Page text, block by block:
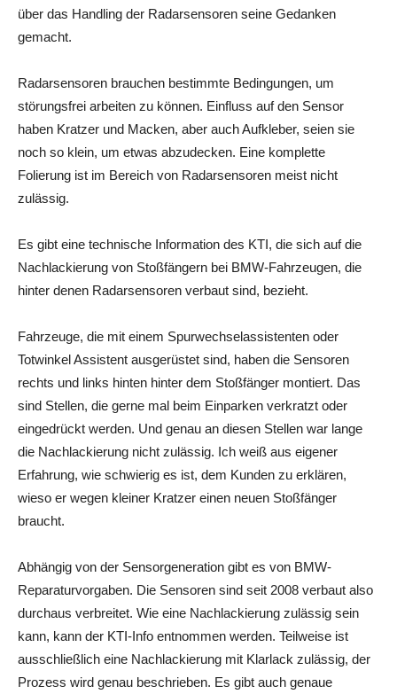
über das Handling der Radarsensoren seine Gedanken
gemacht.
Radarsensoren brauchen bestimmte Bedingungen, um
störungsfrei arbeiten zu können. Einfluss auf den Sensor
haben Kratzer und Macken, aber auch Aufkleber, seien sie
noch so klein, um etwas abzudecken. Eine komplette
Folierung ist im Bereich von Radarsensoren meist nicht
zulässig.
Es gibt eine technische Information des KTI, die sich auf die
Nachlackierung von Stoßfängern bei BMW-Fahrzeugen, die
hinter denen Radarsensoren verbaut sind, bezieht.
Fahrzeuge, die mit einem Spurwechselassistenten oder
Totwinkel Assistent ausgerüstet sind, haben die Sensoren
rechts und links hinten hinter dem Stoßfänger montiert. Das
sind Stellen, die gerne mal beim Einparken verkratzt oder
eingedrückt werden. Und genau an diesen Stellen war lange
die Nachlackierung nicht zulässig. Ich weiß aus eigener
Erfahrung, wie schwierig es ist, dem Kunden zu erklären,
wieso er wegen kleiner Kratzer einen neuen Stoßfänger
braucht.
Abhängig von der Sensorgeneration gibt es von BMW-
Reparaturvorgaben. Die Sensoren sind seit 2008 verbaut also
durchaus verbreitet. Wie eine Nachlackierung zulässig sein
kann, kann der KTI-Info entnommen werden. Teilweise ist
ausschließlich eine Nachlackierung mit Klarlack zulässig, der
Prozess wird genau beschrieben. Es gibt auch genaue